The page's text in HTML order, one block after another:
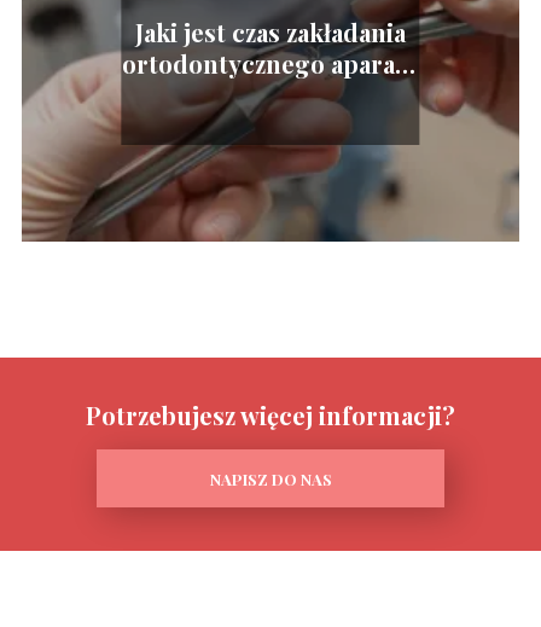
Jaki jest czas zakładania
ortodontycznego aparatu
na zęby?
Potrzebujesz więcej informacji?
NAPISZ DO NAS